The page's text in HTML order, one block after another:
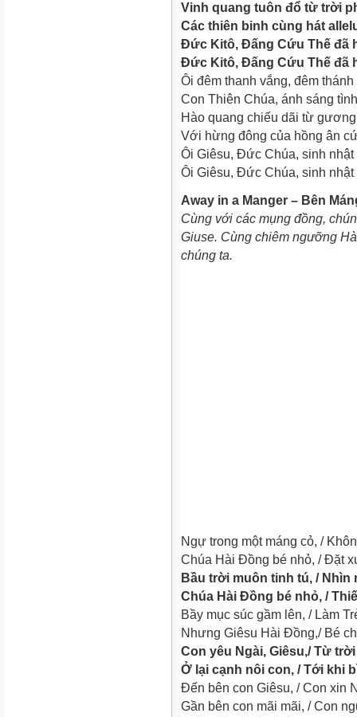
Vinh quang tuôn đổ từ trời
Các thiên binh cùng hát
Đức Kitô, Đấng Cứu Thế đã
Đức Kitô, Đấng Cứu Thế đã
Ôi đêm thanh vắng, đêm thánh
Con Thiên Chúa, ánh sáng
Hào quang chiếu dãi từ
Với hừng đông của hồng ân
Ôi Giêsu, Đức Chúa, sinh nhật
Ôi Giêsu, Đức Chúa, sinh nhật
Away in a Manger – Bên
Cùng với các mụng đồng,
Giuse. Cùng chiêm ngưỡng
chúng ta.
Ngự trong một máng cỏ, /
Chúa Hài Đồng bé nhỏ, / Đặt
Bầu trời muôn tinh tú, / Nhìn
Chúa Hài Đồng bé nhỏ, /
Bầy mục súc gầm lên, / Làm
Nhưng Giêsu Hài Đồng,/ Bé
Con yêu Ngài, Giêsu,/ Từ
Ở lại cạnh nôi con, / Tới khi
Đến bên con Giêsu, / Con xin
Gần bên con mãi mãi, / Con